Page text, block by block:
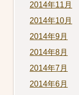
2014年11月
2014年10月
2014年9月
2014年8月
2014年7月
2014年6月